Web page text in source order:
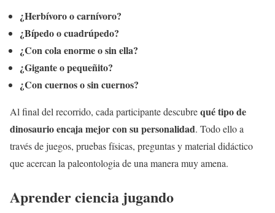
¿Herbívoro o carnívoro?
¿Bípedo o cuadrúpedo?
¿Con cola enorme o sin ella?
¿Gigante o pequeñito?
¿Con cuernos o sin cuernos?
Al final del recorrido, cada participante descubrequé tipo de
dinosaurio encaja mejor con su personalidad. Todo ello a
través de juegos, pruebas físicas, preguntas y material didáctico
que acercan la paleontologia de una manera muy amena.
Aprender ciencia jugando